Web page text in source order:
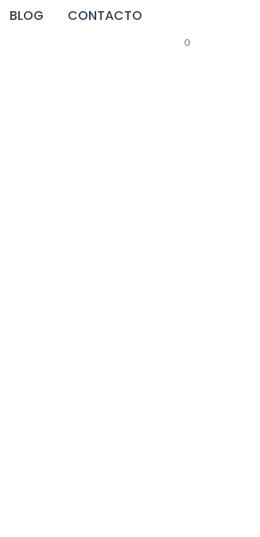
0
BLOG CONTACTO